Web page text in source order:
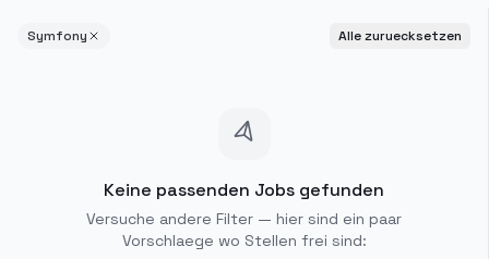
Symfony Alle zuruecksetzen
Keine passenden Jobs gefunden
Versuche andere Filter — hier sind ein paar
Vorschlaege wo Stellen frei sind: